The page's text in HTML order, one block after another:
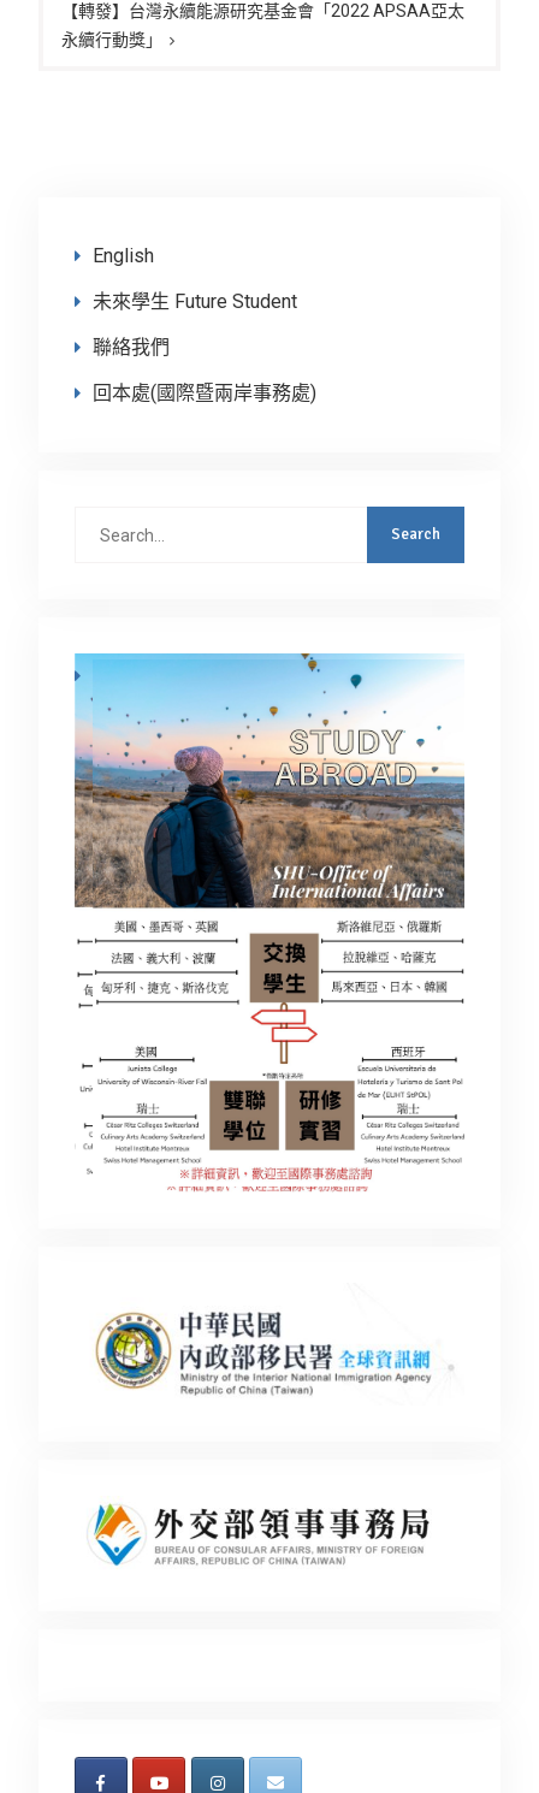
【轉發】台灣永續能源研究基金會「2022 APSAA亞太
永續行動獎」
English
未來學生 Future Student
聯絡我們
回本處(國際暨兩岸事務處)